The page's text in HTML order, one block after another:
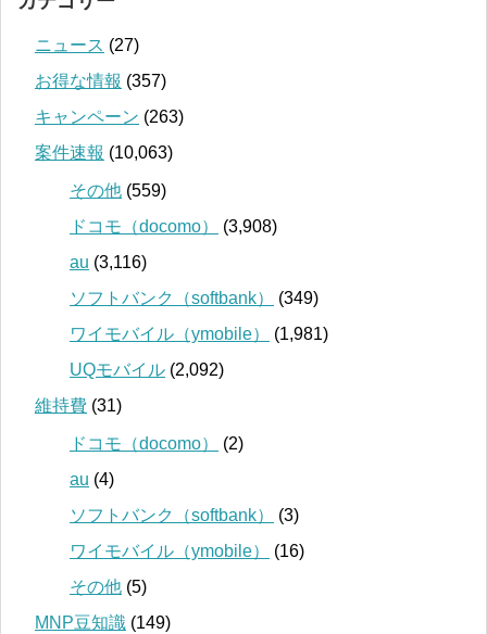
ニュース (27)
お得な情報 (357)
キャンペーン (263)
案件速報 (10,063)
その他 (559)
ドコモ（docomo）
(3,908)
au (3,116)
ソフトバンク（softbank）
(349)
ワイモバイル（ymobile）
(1,981)
UQモバイル (2,092)
維持費 (31)
ドコモ（docomo）
(2)
au (4)
ソフトバンク（softbank）
(3)
ワイモバイル（ymobile）
(16)
その他 (5)
MNP豆知識 (149)